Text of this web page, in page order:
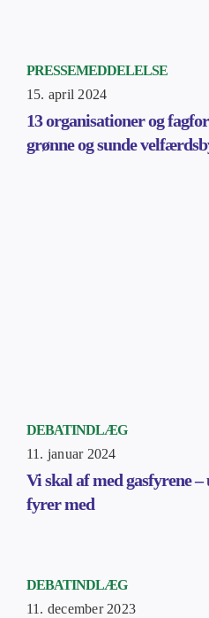
PRESSEMEDDELELSE
15. april 2024
13 organisationer og
grønne og sunde
DEBATINDLÆG
11. januar 2024
Vi skal af med gasfyrene –
fyrer med
DEBATINDLÆG
11. december 2023